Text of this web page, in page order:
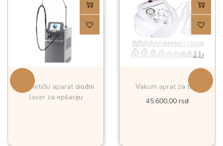
Kozmetički aparat diodni
laser za epilaciju
Vakum aprat za telo
45.600,00 rsd